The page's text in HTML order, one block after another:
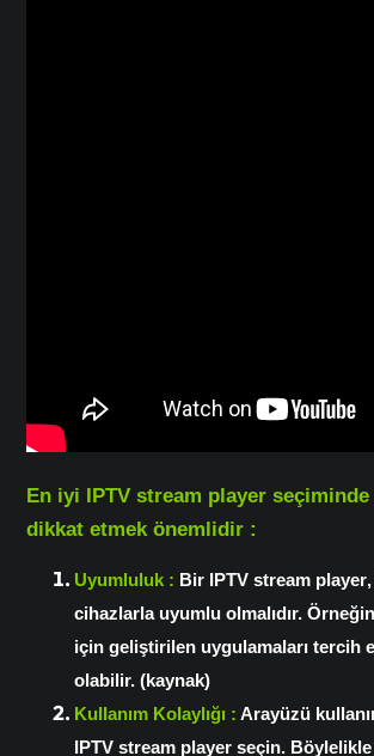
En iyi IPTV stream player
dikkat etmek önemlidir :
Uyumluluk : Bir IPTV stream player
cihazlarla uyumlu olmalıdır.
için geliştirilen uygulamaları tercih
olabilir. (kaynak)
Kullanım Kolaylığı : Arayüzü
IPTV stream player seçin.